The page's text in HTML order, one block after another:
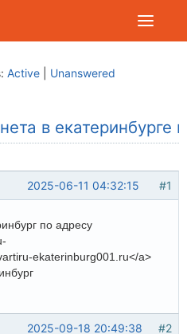
Active Unanswered
в екатеринбурге
#1
2025-06-11 04:32:15
по адресу
ekaterinburg001.ru</a>
#2
2025-09-18 20:49:38